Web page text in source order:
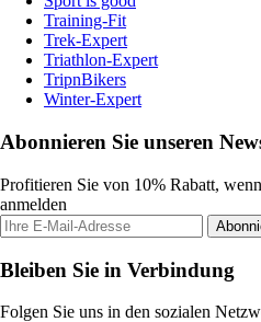
Training-Fit
Trek-Expert
Triathlon-Expert
TripnBikers
Winter-Expert
Abonnieren Sie unseren
Profitieren Sie von 10% Rabatt,
anmelden
Bleiben Sie in Verbindung
Folgen Sie uns in den sozialen